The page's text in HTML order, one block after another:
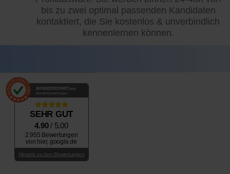
bis zu zwei optimal passenden Kandidaten
kontaktiert, die Sie kostenlos & unverbindlich
kennenlernen können.
AUSGEZEICHNET .org
Kundenbewertungen
SEHR GUT
4.90/ 5.00
2.955 Bewertungen
von hier, google.de
Hinweis zu den Bewertungen